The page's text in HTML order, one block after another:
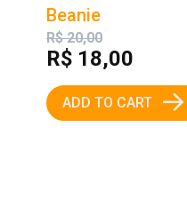
Beanie
R$20,00
R$18,00
ADD TO CART →